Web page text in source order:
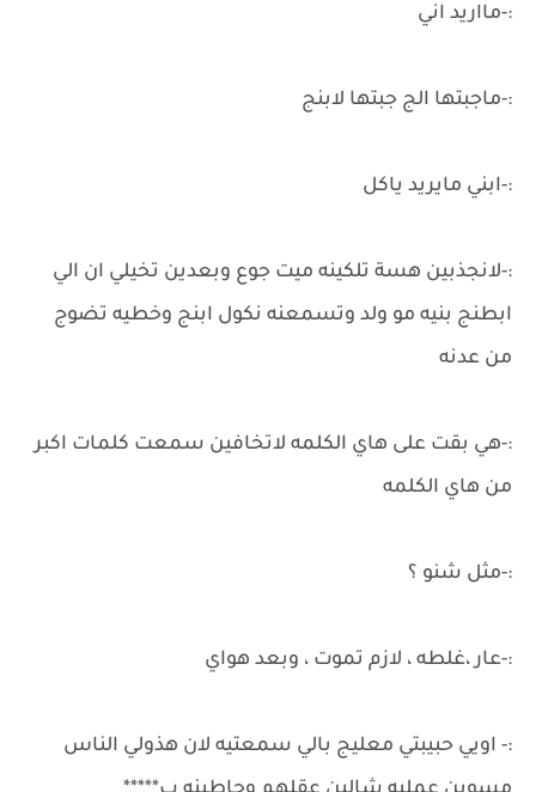
:-مااريد اني
:-ماجبتها الج جبتها لابنج
:-ابني مايريد ياكل
:-لانجذبين هسة تلكينه ميت جوع وبعدين تخيلي ان الي
ابطنج بنيه مو ولد وتسمعنه نكول ابنج وخطيه تضوج
من عدنه
:-هي بقت على هاي الكلمه لاتخافين سمعت كلمات اكبر
من هاي الكلمه
:-مثل شنو ؟
:-عار ،غلطه ، لازم تموت ، وبعد هواي
:- اويي حبيبتي معليج بالي سمعتيه لان هذولي الناس